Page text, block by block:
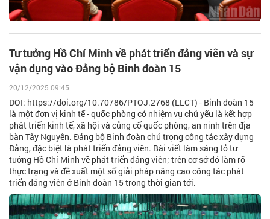
Tư tưởng Hồ Chí Minh về phát triển đảng viên và sự
vận dụng vào Đảng bộ Binh đoàn 15
20/12/2025 09:45
DOI: https://doi.org/10.70786/PTOJ.2768 (LLCT) - Binh đoàn 15
là một đơn vị kinh tế - quốc phòng có nhiệm vụ chủ yếu là kết hợp
phát triển kinh tế, xã hội và củng cố quốc phòng, an ninh trên địa
bàn Tây Nguyên. Đảng bộ Binh đoàn chú trọng công tác xây dựng
Đảng, đặc biệt là phát triển đảng viên. Bài viết làm sáng tỏ tư
tưởng Hồ Chí Minh về phát triển đảng viên; trên cơ sở đó làm rõ
thực trạng và đề xuất một số giải pháp nâng cao công tác phát
triển đảng viên ở Binh đoàn 15 trong thời gian tới.